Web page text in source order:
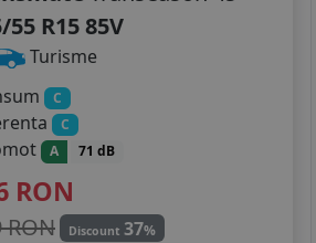
55 R15 85V
Turisme
C
C
A 71 dB
RON
RON Discount 37%